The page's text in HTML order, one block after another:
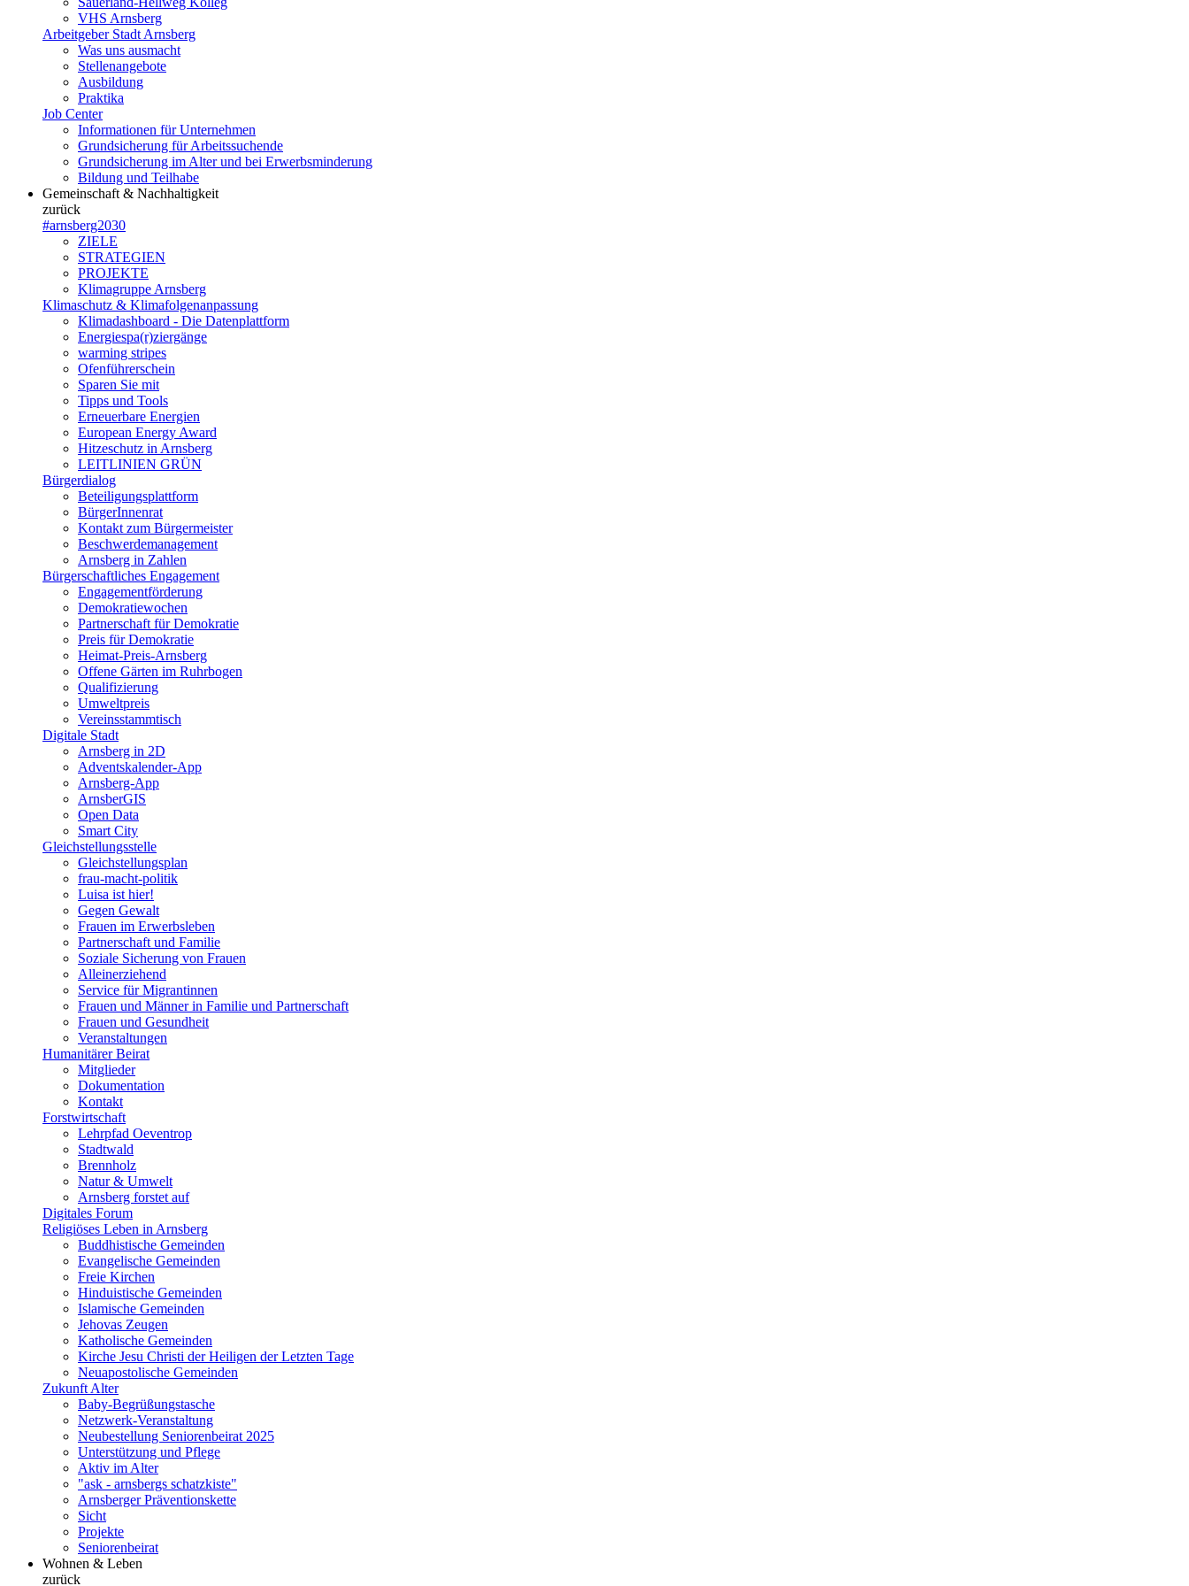
VHS Arnsberg
Arbeitgeber Stadt Arnsberg
Was uns ausmacht
Stellenangebote
Ausbildung
Praktika
Job Center
Informationen für Unternehmen
Grundsicherung für Arbeitssuchende
Grundsicherung im Alter und bei Erwerbsminderung
Bildung und Teilhabe
Gemeinschaft & Nachhaltigkeit
zurück
#arnsberg2030
ZIELE
STRATEGIEN
PROJEKTE
Klimagruppe Arnsberg
Klimaschutz & Klimafolgenanpassung
Klimadashboard - Die Datenplattform
Energiespa(r)ziergänge
warming stripes
Ofenführerschein
Sparen Sie mit
Tipps und Tools
Erneuerbare Energien
European Energy Award
Hitzeschutz in Arnsberg
LEITLINIEN GRÜN
Bürgerdialog
Beteiligungsplattform
BürgerInnenrat
Kontakt zum Bürgermeister
Beschwerdemanagement
Arnsberg in Zahlen
Bürgerschaftliches Engagement
Engagementförderung
Demokratiewochen
Partnerschaft für Demokratie
Preis für Demokratie
Heimat-Preis-Arnsberg
Offene Gärten im Ruhrbogen
Qualifizierung
Umweltpreis
Vereinsstammtisch
Digitale Stadt
Arnsberg in 2D
Adventskalender-App
Arnsberg-App
ArnsberGIS
Open Data
Smart City
Gleichstellungsstelle
Gleichstellungsplan
frau-macht-politik
Luisa ist hier!
Gegen Gewalt
Frauen im Erwerbsleben
Partnerschaft und Familie
Soziale Sicherung von Frauen
Alleinerziehend
Service für Migrantinnen
Frauen und Männer in Familie und Partnerschaft
Frauen und Gesundheit
Veranstaltungen
Humanitärer Beirat
Mitglieder
Dokumentation
Kontakt
Forstwirtschaft
Lehrpfad Oeventrop
Stadtwald
Brennholz
Natur & Umwelt
Arnsberg forstet auf
Digitales Forum
Religiöses Leben in Arnsberg
Buddhistische Gemeinden
Evangelische Gemeinden
Freie Kirchen
Hinduistische Gemeinden
Islamische Gemeinden
Jehovas Zeugen
Katholische Gemeinden
Kirche Jesu Christi der Heiligen der Letzten Tage
Neuapostolische Gemeinden
Zukunft Alter
Baby-Begrüßungstasche
Netzwerk-Veranstaltung
Neubestellung Seniorenbeirat 2025
Unterstützung und Pflege
Aktiv im Alter
"ask - arnsbergs schatzkiste"
Arnsberger Präventionskette
Sicht
Projekte
Seniorenbeirat
Wohnen & Leben
zurück